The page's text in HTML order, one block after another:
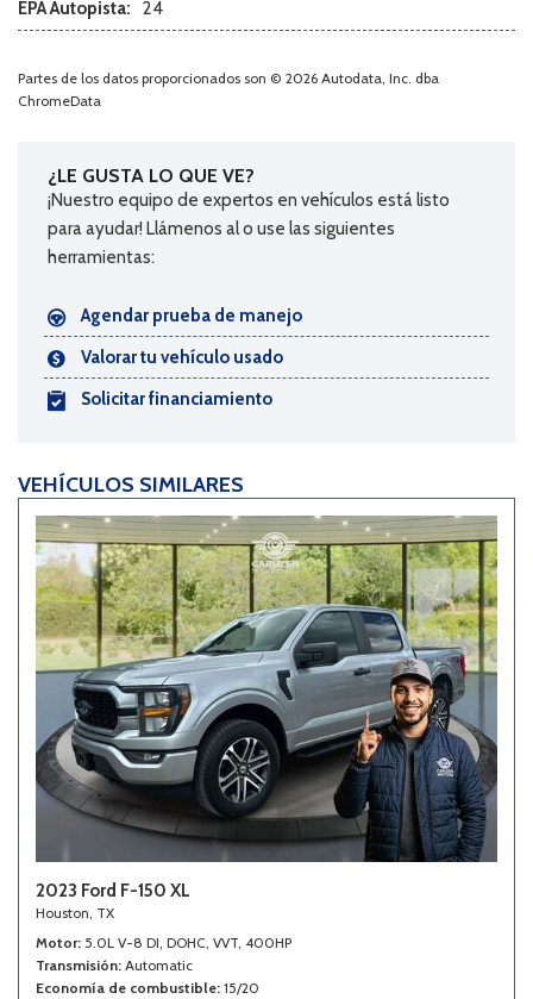
Running Boards
Separate Driver/Front Passenger Climate Controls
Sliding Rear Pickup Truck Window
Tacómetro
Telescopic Steering Column
Tilt Steering Column
Tire Pressure Monitor
Control de tracción
Trip Computer
Vehicle Stability Control System
Voice Activated Telephone
EPA Autopista: 24
Partes de los datos proporcionados son © 2026 Autodata, Inc. dba
ChromeData
¿LE GUSTA LO QUE VE?
¡Nuestro equipo de expertos en vehículos está listo
para ayudar! Llámenos al o use las siguientes
herramientas:
Agendar prueba de manejo
Valorar tu vehículo usado
Solicitar financiamiento
VEHÍCULOS SIMILARES
2023 Ford F-150 XL
Houston, TX
Motor 5.0L V-8 DI, DOHC, VVT, 400HP
Transmisión Automatic
Economía de combustible 15/20